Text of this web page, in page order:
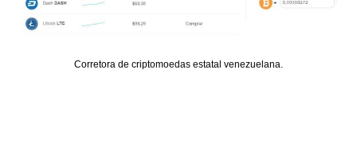
Corretora de criptomoedas estatal venezuelana.